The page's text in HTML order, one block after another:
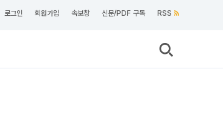
로그인 회원가입 속보창 신문/PDF 구독 RSS